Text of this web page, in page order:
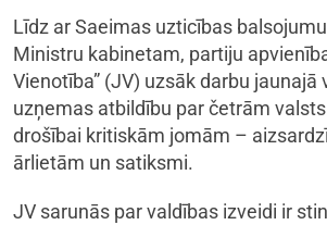
Līdz ar Saeimas uzticības
Ministru kabinetam, partiju
Vienotība” (JV) uzsāk darbu jaunajā
uzņemas atbildību par četrām
drošībai kritiskām jomām –
ārlietām un satiksmi.
JV sarunās par valdības izveidi ir